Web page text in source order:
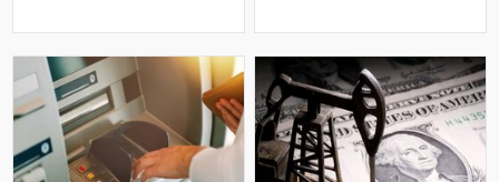
şərtləri və ümumi kredit yükü il
stress bu problemin əsas
səbəblər